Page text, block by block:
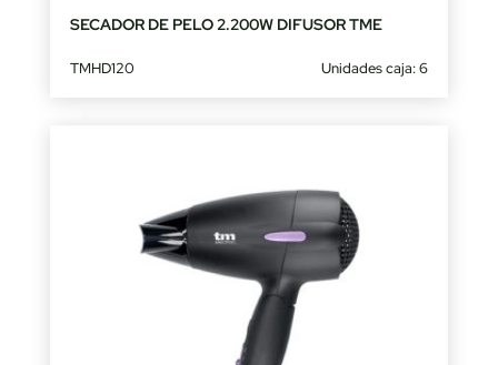
SECADOR DE PELO 2.200W DIFUSOR TME
TMHD120 Unidades caja: 6